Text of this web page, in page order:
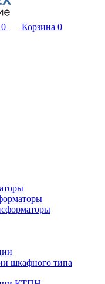
0 Корзина 0
шкафного типа